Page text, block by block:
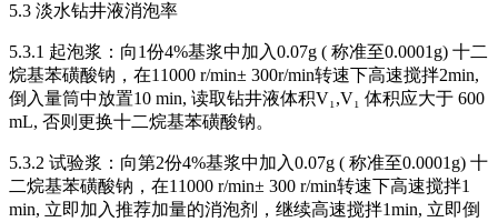
5.3 淡水钻井液消泡率
5.3.1 起泡浆：向1份4%基浆中加入0.07g ( 称准至0.0001g) 十二
烷基苯磺酸钠，在11000 r/min± 300r/min转速下高速搅拌2min,
倒入量筒中放置10 min, 读取钻井液体积V₁,V₁ 体积应大于 600
mL, 否则更换十二烷基苯磺酸钠。
5.3.2 试验浆：向第2份4%基浆中加入0.07g ( 称准至0.0001g) 十
二烷基苯磺酸钠，在11000 r/min± 300 r/min转速下高速搅拌1
min, 立即加入推荐加量的消泡剂，继续高速搅拌1min, 立即倒